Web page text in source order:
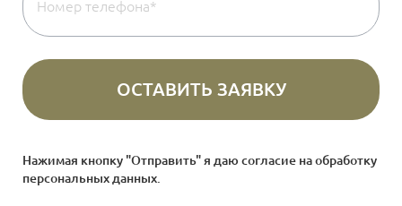
Нажимая кнопку "Отправить" я даю согласие наобработку
персональных данных